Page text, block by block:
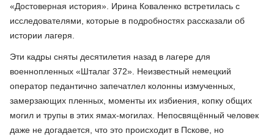
«Достоверная история». Ирина Коваленко встретилась с
исследователями, которые в подробностях рассказали об
истории лагеря.
Эти кадры сняты десятилетия назад в лагере для
военнопленных «Шталаг 372». Неизвестный немецкий
оператор педантично запечатлел колонны измученных,
замерзающих пленных, моменты их избиения, копку общих
могил и трупы в этих ямах-могилах. Непосвящённый человек
даже не догадается, что это происходит в Пскове, но